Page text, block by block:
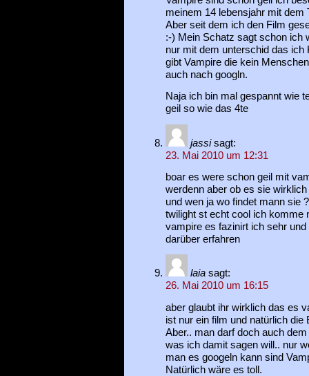
meinem 14 lebensjahr mit
Aber seit dem ich den Film
:-) Mein Schatz sagt schon ich
nur mit dem unterschid das
gibt Vampire die kein
auch nach googln.
Naja ich bin mal gespannt wie
geil so wie das 4te
jassi sagt:
23. Mai 2010 um 12:31
boar es were schon geil mit
werdenn aber ob es sie wirklich
und wen ja wo findet mann sie ?
twilight st echt cool ich komme
vampire es fazinirt ich sehr
darüber erfahren
laia sagt:
26. Mai 2010 um 16:15
aber glaubt ihr wirklich das es
ist nur ein film und natürlich
Aber.. man darf doch auch
was ich damit sagen will.. nur
man es googeln kann sind
Natürlich wäre es toll.